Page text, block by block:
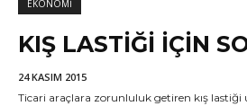
EKONOMI
KIŞ LASTIĞI IÇIN
24 KASIM 2015
Ticari araçlara zorunluluk getiren kış lastiği